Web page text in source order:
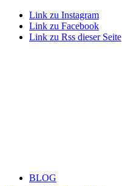
Link zu Instagram
Link zu Facebook
Link zu Rss dieser Seite
BLOG